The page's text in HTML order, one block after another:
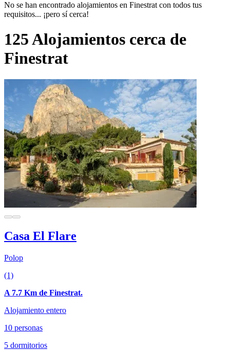
No se han encontrado alojamientos en Finestrat con todos tus
requisitos... ¡pero sí cerca!
125 Alojamientos cerca de
Finestrat
Casa El Flare
Polop
(1)
A 7.7 Km de Finestrat.
Alojamiento entero
10 personas
5 dormitorios